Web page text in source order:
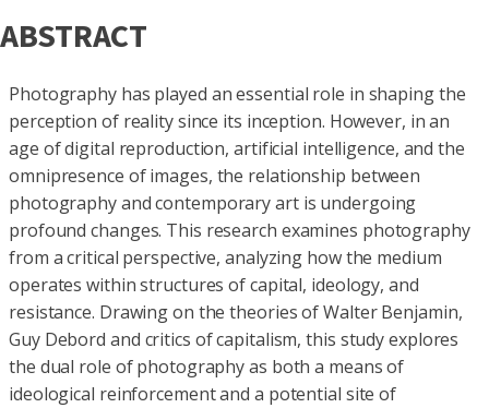
ABSTRACT
Photography has played an essential role in shaping the
perception of reality since its inception. However, in an
age of digital reproduction, artificial intelligence, and the
omnipresence of images, the relationship between
photography and contemporary art is undergoing
profound changes. This research examines photography
from a critical perspective, analyzing how the medium
operates within structures of capital, ideology, and
resistance. Drawing on the theories of Walter Benjamin,
Guy Debord and critics of capitalism, this study explores
the dual role of photography as both a means of
ideological reinforcement and a potential site of